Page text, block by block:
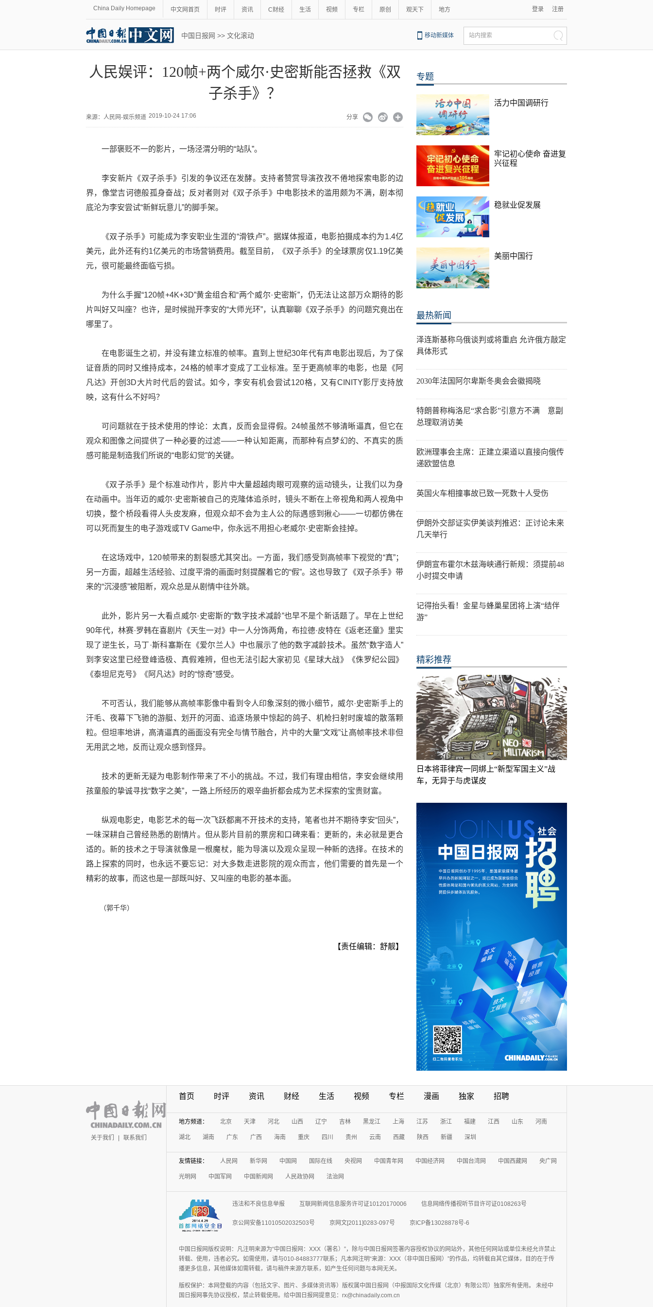
China Daily Homepage 中文网首页 时评 资讯 C财经 生活 视频 专栏 原创 观天下 地方 登录 注册
中国日报网 >> 文化滚动 移动新媒体 站内搜索
人民娱评：120帧+两个威尔·史密斯能否拯救《双
子杀手》？
来源： 人民网-娱乐频道 2019-10-24 17:06 分享
一部褒贬不一的影片，一场泾渭分明的“站队”。
李安新片《双子杀手》引发的争议还在发酵。支持者赞赏导演孜孜不倦地探索电影的边
界，像堂吉诃德般孤身奋战；反对者则对《双子杀手》中电影技术的滥用颇为不满，剧本彻
底沦为李安尝试“新鲜玩意儿”的脚手架。
《双子杀手》可能成为李安职业生涯的“滑铁卢”。据媒体报道，电影拍摄成本约为1.4亿
美元，此外还有约1亿美元的市场营销费用。截至目前，《双子杀手》的全球票房仅1.19亿美
元，很可能最终面临亏损。
为什么手握“120帧+4K+3D”黄金组合和“两个威尔·史密斯”，仍无法让这部万众期待的影
片叫好又叫座？也许，是时候抛开李安的“大师光环”，认真聊聊《双子杀手》的问题究竟出在
哪里了。
在电影诞生之初，并没有建立标准的帧率。直到上世纪30年代有声电影出现后，为了保
证音质的同时又维持成本，24格的帧率才变成了工业标准。至于更高帧率的电影，也是《阿
凡达》开创3D大片时代后的尝试。如今，李安有机会尝试120格，又有CINITY影厅支持放
映，这有什么不好吗？
可问题就在于技术使用的悖论：太真，反而会显得假。24帧虽然不够清晰逼真，但它在
观众和图像之间提供了一种必要的过滤——一种认知距离，而那种有点梦幻的、不真实的质
感可能是制造我们所说的“电影幻觉”的关键。
《双子杀手》是个标准动作片，影片中大量超越肉眼可观察的运动镜头，让我们以为身
在动画中。当年迈的威尔·史密斯被自己的克隆体追杀时，镜头不断在上帝视角和两人视角中
切换，整个桥段看得人头皮发麻，但观众却不会为主人公的际遇感到揪心——一切都仿佛在
可以死而复生的电子游戏或TV Game中，你永远不用担心老威尔·史密斯会挂掉。
在这场戏中，120帧带来的割裂感尤其突出。一方面，我们感受到高帧率下视觉的“真”；
另一方面，超越生活经验、过度平滑的画面时刻提醒着它的“假”。这也导致了《双子杀手》带
来的“沉浸感”被阻断，观众总是从剧情中往外跳。
此外，影片另一大看点威尔·史密斯的“数字技术减龄”也早不是个新话题了。早在上世纪
90年代，林赛·罗韩在喜剧片《天生一对》中一人分饰两角，布拉德·皮特在《返老还童》里实
现了逆生长，马丁·斯科塞斯在《爱尔兰人》中也展示了他的数字减龄技术。虽然“数字造人”
到李安这里已经登峰造极、真假难辨，但也无法引起大家初见《星球大战》《侏罗纪公园》
《泰坦尼克号》《阿凡达》时的“惊奇”感受。
不可否认，我们能够从高帧率影像中看到令人印象深刻的微小细节，威尔·史密斯手上的
汗毛、夜幕下飞驰的游艇、划开的河面、追逐场景中惊起的鸽子、机枪扫射时废墟的散落颗
粒。但坦率地讲，高清逼真的画面没有完全与情节融合，片中的大量“文戏”让高帧率技术非但
无用武之地，反而让观众感到怪异。
技术的更新无疑为电影制作带来了不小的挑战。不过，我们有理由相信，李安会继续用
孩童般的挚诚寻找“数字之美”，一路上所经历的艰辛曲折都会成为艺术探索的宝贵财富。
纵观电影史，电影艺术的每一次飞跃都离不开技术的支持，笔者也并不期待李安“回头”，
一味深耕自己曾经熟悉的剧情片。但从影片目前的票房和口碑来看：更新的，未必就是更合
适的。新的技术之于导演就像是一根魔杖，能为导演以及观众呈现一种新的选择。在技术的
路上探索的同时，也永远不要忘记：对大多数走进影院的观众而言，他们需要的首先是一个
精彩的故事，而这也是一部既叫好、又叫座的电影的基本面。
（郭千华）
【责任编辑：舒靓】
专题
活力中国调研行
牢记初心使命 奋进复
兴征程
稳就业促发展
美丽中国行
最热新闻
泽连斯基称乌俄谈判或将重启 允许俄方敲定
具体形式
2030年法国阿尔卑斯冬奥会会徽揭晓
特朗普称梅洛尼“求合影”引意方不满 意副
总理取消访美
欧洲理事会主席：正建立渠道以直接向俄传
递欧盟信息
英国火车相撞事故已致一死数十人受伤
伊朗外交部证实伊美谈判推迟：正讨论未来
几天举行
伊朗宣布霍尔木兹海峡通行新规：须提前48
小时提交申请
记得抬头看！金星与蜂巢星团将上演“结伴
游”
精彩推荐
日本将菲律宾一同绑上“新型军国主义”战
车，无异于与虎谋皮
关于我们 联系我们
首页 时评 资讯 财经 生活 视频 专栏 漫画 独家 招聘
地方频道： 北京 天津 河北 山西 辽宁 吉林 黑龙江 上海 江苏 浙江 福建 江西 山东 河南
湖北 湖南 广东 广西 海南 重庆 四川 贵州 云南 西藏 陕西 新疆 深圳
友情链接： 人民网 新华网 中国网 国际在线 央视网 中国青年网 中国经济网 中国台湾网 中国西藏网 央广网
光明网 中国军网 中国新闻网 人民政协网 法治网
违法和不良信息举报 互联网新闻信息服务许可证10120170006 信息网络传播视听节目许可证0108263号
京公网安备11010502032503号 京网文[2011]0283-097号 京ICP备13028878号-6
中国日报网版权说明：凡注明来源为“中国日报网：XXX（署名）”，除与中国日报网签署内容授权协议的网站外，其他任何网站或单位未经允许禁止
转载、使用，违者必究。如需使用，请与010-84883777联系；凡本网注明“来源：XXX（非中国日报网）”的作品，均转载自其它媒体，目的在于传
播更多信息，其他媒体如需转载，请与稿件来源方联系，如产生任何问题与本网无关。
版权保护：本网登载的内容（包括文字、图片、多媒体资讯等）版权属中国日报网（中报国际文化传媒（北京）有限公司）独家所有使用。 未经中
国日报网事先协议授权，禁止转载使用。给中国日报网提意见：rx@chinadaily.com.cn